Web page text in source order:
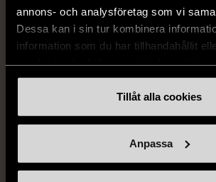
annons- och analysföretag som vi
Dessa kan i sin tur kombinera
information som du har tillhandahållit
Tillåt alla cookies
Anpassa
129 kr Mycket
249 kr